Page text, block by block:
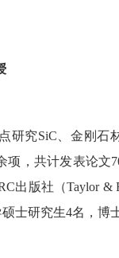
研究SiC、金刚石
，共计发表论文
版社（Taylor &
士研究生4名，博